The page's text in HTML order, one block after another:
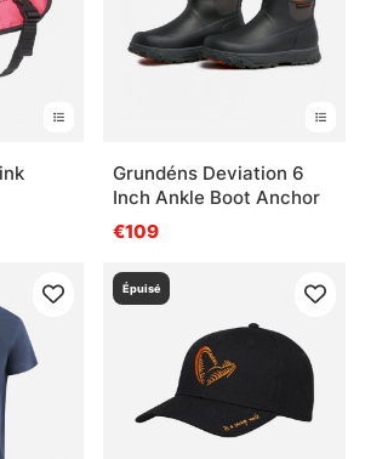
vêtement de pêche technique ?
bonne chaussure de pêche ?
des lunettes de pêche apportent
l’entretien des vêtements
?
Grundéns Deviation 6
Inch Ankle Boot Anchor
€109
Épuisé